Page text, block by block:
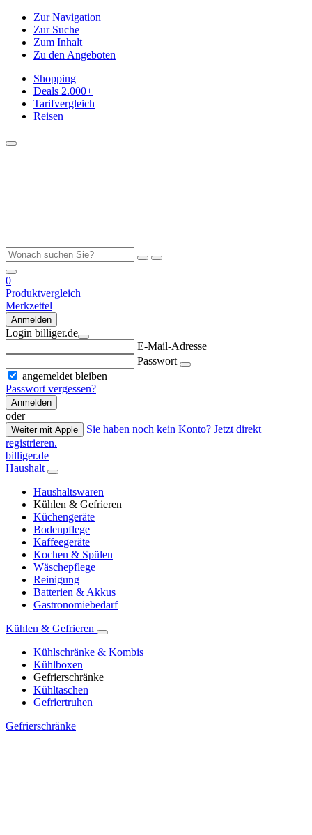
Zur Navigation
Zur Suche
Zum Inhalt
Zu den Angeboten
Shopping
Deals 2.000+
Tarifvergleich
Reisen
0
Produktvergleich
Merkzettel
Anmelden
Login billiger.de
E-Mail-Adresse
Passwort
angemeldet bleiben
Passwort vergessen?
Anmelden
oder
Weiter mit Apple
Sie haben noch kein Konto? Jetzt direkt
registrieren.
billiger.de
Haushalt
Haushaltswaren
Kühlen & Gefrieren
Küchengeräte
Bodenpflege
Kaffeegeräte
Kochen & Spülen
Wäschepflege
Reinigung
Batterien & Akkus
Gastronomiebedarf
Kühlen & Gefrieren
Kühlschränke & Kombis
Kühlboxen
Gefrierschränke
Kühltaschen
Gefriertruhen
Gefrierschränke